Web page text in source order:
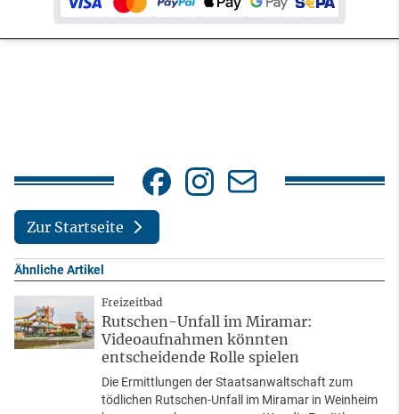
Zur Startseite
Ähnliche Artikel
Freizeitbad
Rutschen-Unfall im Miramar:
Videoaufnahmen könnten
entscheidende Rolle spielen
Die Ermittlungen der Staatsanwaltschaft zum
tödlichen Rutschen-Unfall im Miramar in Weinheim